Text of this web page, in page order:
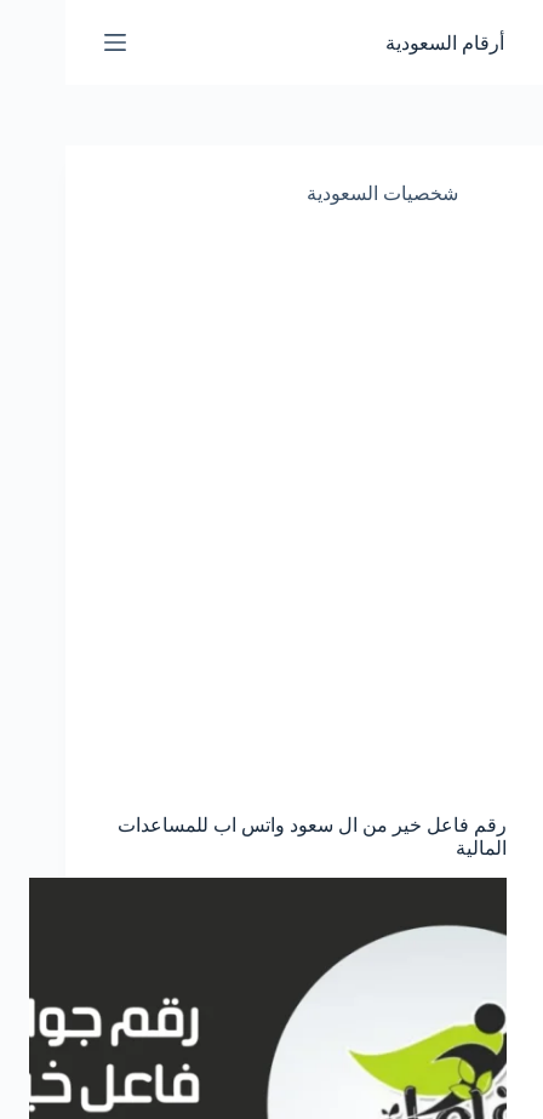
المحتوى
أرقام السعودية
شخصيات السعودية
رقم فاعل خير من ال سعود واتس اب للمساعدات
المالية